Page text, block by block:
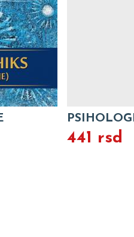
441 rsd